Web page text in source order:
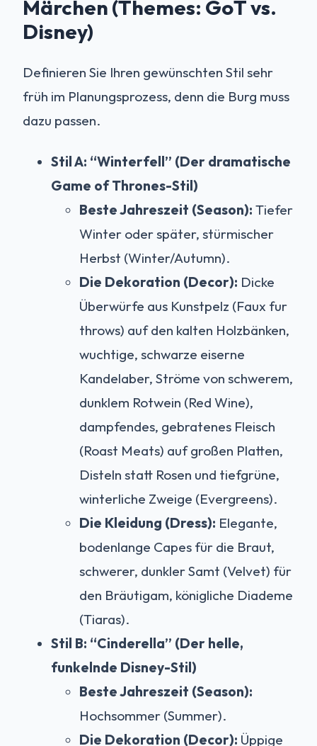
Märchen (Themes: GoT vs.
Disney)
Definieren Sie Ihren gewünschten Stil sehr
früh im Planungsprozess, denn die Burg muss
dazu passen.
Stil A: “Winterfell” (Der dramatische
Game of Thrones-Stil)
Beste Jahreszeit (Season): Tiefer
Winter oder später, stürmischer
Herbst (Winter/Autumn).
Die Dekoration (Decor): Dicke
Überwürfe aus Kunstpelz (Faux fur
throws) auf den kalten Holzbänken,
wuchtige, schwarze eiserne
Kandelaber, Ströme von schwerem,
dunklem Rotwein (Red Wine),
dampfendes, gebratenes Fleisch
(Roast Meats) auf großen Platten,
Disteln statt Rosen und tiefgrüne,
winterliche Zweige (Evergreens).
Die Kleidung (Dress): Elegante,
bodenlange Capes für die Braut,
schwerer, dunkler Samt (Velvet) für
den Bräutigam, königliche Diademe
(Tiaras).
Stil B: “Cinderella” (Der helle,
funkelnde Disney-Stil)
Beste Jahreszeit (Season):
Hochsommer (Summer).
Die Dekoration (Decor): Üppige